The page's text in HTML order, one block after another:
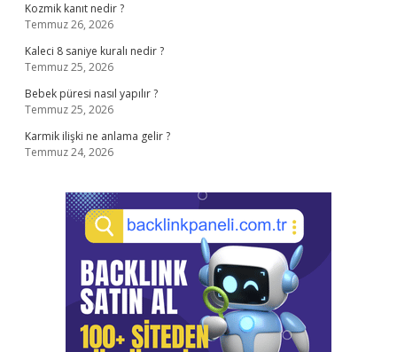
Kozmik kanıt nedir ?
Temmuz 26, 2026
Kaleci 8 saniye kuralı nedir ?
Temmuz 25, 2026
Bebek püresi nasıl yapılır ?
Temmuz 25, 2026
Karmik ilişki ne anlama gelir ?
Temmuz 24, 2026